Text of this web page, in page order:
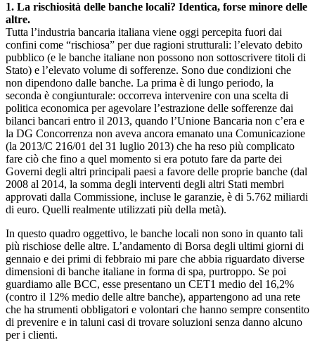
1. La rischiosità delle banche locali? Identica, forse minore delle
altre.
Tutta l’industria bancaria italiana viene oggi percepita fuori dai
confini come “rischiosa” per due ragioni strutturali: l’elevato debito
pubblico (e le banche italiane non possono non sottoscrivere titoli di
Stato) e l’elevato volume di sofferenze. Sono due condizioni che
non dipendono dalle banche. La prima è di lungo periodo, la
seconda è congiunturale: occorreva intervenire con una scelta di
politica economica per agevolare l’estrazione delle sofferenze dai
bilanci bancari entro il 2013, quando l’Unione Bancaria non c’era e
la DG Concorrenza non aveva ancora emanato una Comunicazione
(la 2013/C 216/01 del 31 luglio 2013) che ha reso più complicato
fare ciò che fino a quel momento si era potuto fare da parte dei
Governi degli altri principali paesi a favore delle proprie banche (dal
2008 al 2014, la somma degli interventi degli altri Stati membri
approvati dalla Commissione, incluse le garanzie, è di 5.762 miliardi
di euro. Quelli realmente utilizzati più della metà).
In questo quadro oggettivo, le banche locali non sono in quanto tali
più rischiose delle altre. L’andamento di Borsa degli ultimi giorni di
gennaio e dei primi di febbraio mi pare che abbia riguardato diverse
dimensioni di banche italiane in forma di spa, purtroppo. Se poi
guardiamo alle BCC, esse presentano un CET1 medio del 16,2%
(contro il 12% medio delle altre banche), appartengono ad una rete
che ha strumenti obbligatori e volontari che hanno sempre consentito
di prevenire e in taluni casi di trovare soluzioni senza danno alcuno
per i clienti.